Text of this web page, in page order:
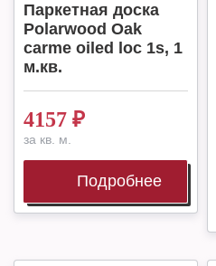
Паркетная доска
Polarwood Oak
carme oiled loc 1s, 1
м.кв.
4157 ₽
за кв. м.
Подробнее